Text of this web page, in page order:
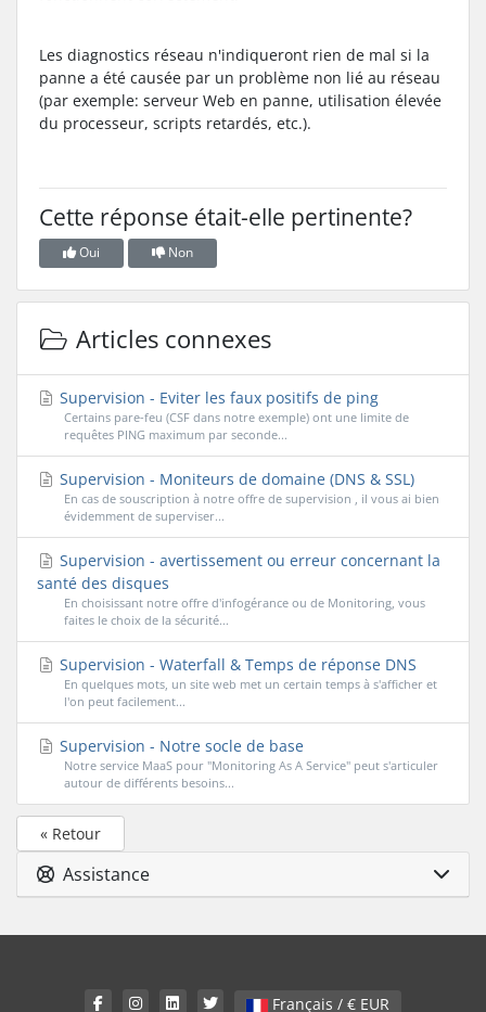
Les diagnostics réseau n'indiqueront rien de mal si la
panne a été causée par un problème non lié au réseau
(par exemple: serveur Web en panne, utilisation élevée
du processeur, scripts retardés, etc.).
Cette réponse était-elle pertinente?
Oui Non
Articles connexes
Supervision - Eviter les faux positifs de ping
Certains pare-feu (CSF dans notre exemple) ont une limite de
requêtes PING maximum par seconde...
Supervision - Moniteurs de domaine (DNS & SSL)
En cas de souscription à notre offre de supervision , il vous ai bien
évidemment de superviser...
Supervision - avertissement ou erreur concernant la
santé des disques
En choisissant notre offre d'infogérance ou de Monitoring, vous
faites le choix de la sécurité...
Supervision - Waterfall & Temps de réponse DNS
En quelques mots, un site web met un certain temps à s'afficher et
l'on peut facilement...
Supervision - Notre socle de base
Notre service MaaS pour "Monitoring As A Service" peut s'articuler
autour de différents besoins...
« Retour
Assistance
Français / € EUR